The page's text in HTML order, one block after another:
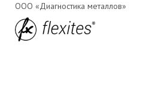
ООО «Диагностика металлов»